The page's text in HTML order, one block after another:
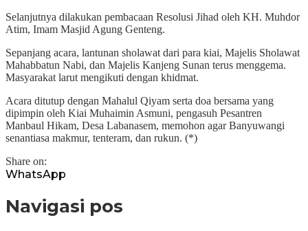
Selanjutnya dilakukan pembacaan Resolusi Jihad oleh KH. Muhdor
Atim, Imam Masjid Agung Genteng.
Sepanjang acara, lantunan sholawat dari para kiai, Majelis Sholawat
Mahabbatun Nabi, dan Majelis Kanjeng Sunan terus menggema.
Masyarakat larut mengikuti dengan khidmat.
Acara ditutup dengan Mahalul Qiyam serta doa bersama yang
dipimpin oleh Kiai Muhaimin Asmuni, pengasuh Pesantren
Manbaul Hikam, Desa Labanasem, memohon agar Banyuwangi
senantiasa makmur, tenteram, dan rukun. (*)
Share on:
WhatsApp
Navigasi pos